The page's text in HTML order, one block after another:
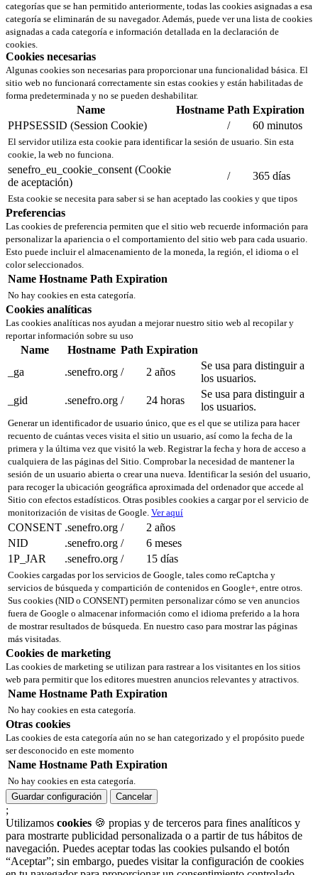
categorías que se han permitido anteriormente, todas las cookies asignadas a esa
categoría se eliminarán de su navegador. Además, puede ver una lista de cookies
asignadas a cada categoría e información detallada en la declaración de
cookies.
Cookies necesarias
Algunas cookies son necesarias para proporcionar una funcionalidad básica. El
sitio web no funcionará correctamente sin estas cookies y están habilitadas de
forma predeterminada y no se pueden deshabilitar.
Name Hostname Path Expiration
PHPSESSID (Session Cookie)
/ 60 minutos
El servidor utiliza esta cookie para identificar la sesión de usuario. Sin esta
cookie, la web no funciona.
senefro_eu_cookie_consent (Cookie
de aceptación)
/ 365 días
Esta cookie se necesita para saber si se han aceptado las cookies y que tipos
Preferencias
Las cookies de preferencia permiten que el sitio web recuerde información para
personalizar la apariencia o el comportamiento del sitio web para cada usuario.
Esto puede incluir el almacenamiento de la moneda, la región, el idioma o el
color seleccionados.
Name Hostname Path Expiration
No hay cookies en esta categoría.
Cookies analíticas
Las cookies analíticas nos ayudan a mejorar nuestro sitio web al recopilar y
reportar información sobre su uso
Name Hostname Path Expiration
_ga
.senefro.org / 2 años
Se usa para distinguir a
los usuarios.
_gid
.senefro.org / 24 horas
Se usa para distinguir a
los usuarios.
Generar un identificador de usuario único, que es el que se utiliza para hacer
recuento de cuántas veces visita el sitio un usuario, así como la fecha de la
primera y la última vez que visitó la web. Registrar la fecha y hora de acceso a
cualquiera de las páginas del Sitio. Comprobar la necesidad de mantener la
sesión de un usuario abierta o crear una nueva. Identificar la sesión del usuario,
para recoger la ubicación geográfica aproximada del ordenador que accede al
Sitio con efectos estadísticos. Otras posibles cookies a cargar por el servicio de
monitorización de visitas de Google. Ver aquí
CONSENT .senefro.org /
2 años
NID
.senefro.org /
6 meses
1P_JAR
.senefro.org / 15 días
Cookies cargadas por los servicios de Google, tales como reCaptcha y
servicios de búsqueda y compartición de contenidos en Google+, entre otros.
Sus cookies (NID o CONSENT) permiten personalizar cómo se ven anuncios
fuera de Google o almacenar información como el idioma preferido a la hora
de mostrar resultados de búsqueda. En nuestro caso para mostrar las páginas
más visitadas.
Cookies de marketing
Las cookies de marketing se utilizan para rastrear a los visitantes en los sitios
web para permitir que los editores muestren anuncios relevantes y atractivos.
Name Hostname Path Expiration
No hay cookies en esta categoría.
Otras cookies
Las cookies de esta categoría aún no se han categorizado y el propósito puede
ser desconocido en este momento
Name Hostname Path Expiration
No hay cookies en esta categoría.
Guardar configuración
Cancelar
;
Utilizamos cookies 🍪 propias y de terceros para fines analíticos y
para mostrarte publicidad personalizada o a partir de tus hábitos de
navegación. Puedes aceptar todas las cookies pulsando el botón
“Aceptar”; sin embargo, puedes visitar la configuración de cookies